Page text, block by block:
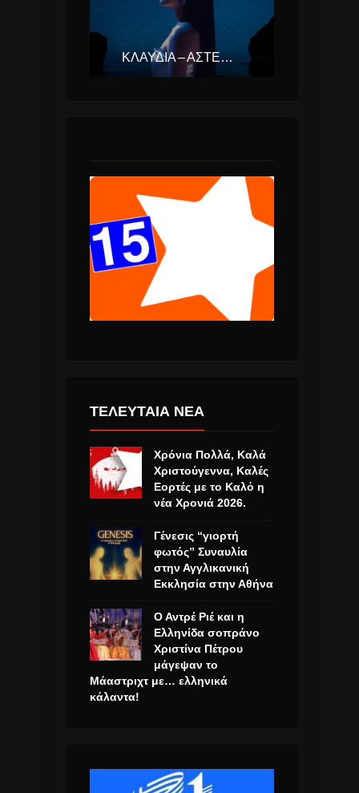
ΚΛΑΥΔΊΑ – ΑΣΤΕΡΟΜΆΤΑ (EUROVISION ΕΛΛΆΔΑ 2025)
ΤΕΛΕΥΤΑΙΑ ΝΕΑ
Χρόνια Πολλά, Καλά
Χριστούγεννα, Καλές
Εορτές με το Καλό η
νέα Χρονιά 2026.
Γένεσις “γιορτή
φωτός” Συναυλία
στην Αγγλικανική
Εκκλησία στην Αθήνα
Ο Αντρέ Ριέ και η
Ελληνίδα σοπράνο
Χριστίνα Πέτρου
μάγεψαν το
Μάαστριχτ με… ελληνικά
κάλαντα!